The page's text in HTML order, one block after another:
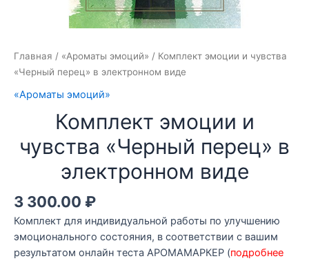
Главная / «Ароматы эмоций» / Комплект эмоции и чувства
«Черный перец» в электронном виде
«Ароматы эмоций»
Комплект эмоции и
чувства «Черный перец» в
электронном виде
3 300.00 ₽
Комплект для индивидуальной работы по улучшению
эмоционального состояния, в соответствии с вашим
результатом онлайн теста АРОМАМАРКЕР (подробнее